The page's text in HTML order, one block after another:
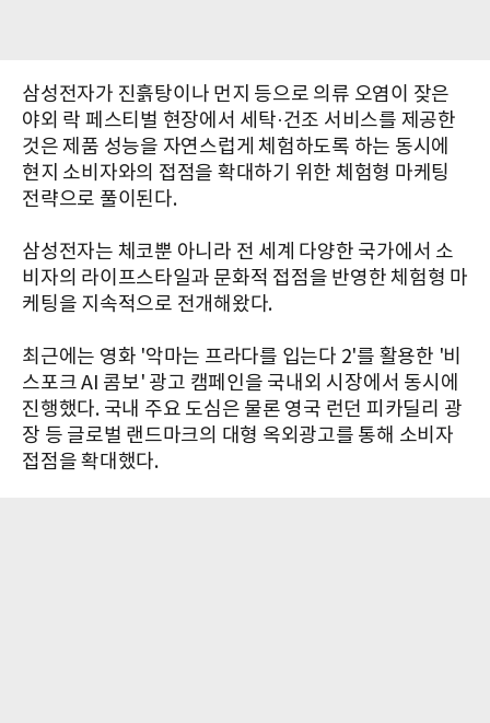
삼성전자가 진흙탕이나 먼지 등으로 의류 오염이 잦은
야외 락 페스티벌 현장에서 세탁·건조 서비스를 제공한
것은 제품 성능을 자연스럽게 체험하도록 하는 동시에
현지 소비자와의 접점을 확대하기 위한 체험형 마케팅
전략으로 풀이된다.
삼성전자는 체코뿐 아니라 전 세계 다양한 국가에서 소
비자의 라이프스타일과 문화적 접점을 반영한 체험형 마
케팅을 지속적으로 전개해왔다.
최근에는 영화 '악마는 프라다를 입는다 2'를 활용한 '비
스포크 AI 콤보' 광고 캠페인을 국내외 시장에서 동시에
진행했다. 국내 주요 도심은 물론 영국 런던 피카딜리 광
장 등 글로벌 랜드마크의 대형 옥외광고를 통해 소비자
접점을 확대했다.